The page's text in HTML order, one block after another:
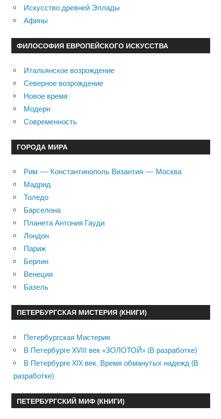
Искусство древней Эллады
Афины
ФИЛОСОФИЯ ЕВРОПЕЙСКОГО ИСКУССТВА
Итальянское возрождение
Северное возрождение
Новое время
Модерн
Современность
ГОРОДА МИРА
Рим — Константинополь Византия — Москва
Мадрид
Толедо
Барселона
Планета Антония Гауди
Лондон
Париж
Берлин
Венеция
Базель
ПЕТЕРБУРГСКАЯ МИСТЕРИЯ (КНИГИ)
Петербургская Мистерия
В Петербурге XVIII век «ЗОЛОТОЙ» (В разработке)
В Петербурге XIX век. Время обманутых надежд (В
разработке)
ПЕТЕРБУРГСКИЙ МИФ (КНИГИ)